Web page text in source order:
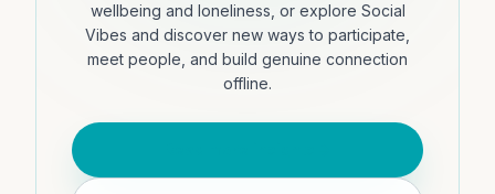
wellbeing and loneliness, or explore Social
Vibes and discover new ways to participate,
meet people, and build genuine connection
offline.